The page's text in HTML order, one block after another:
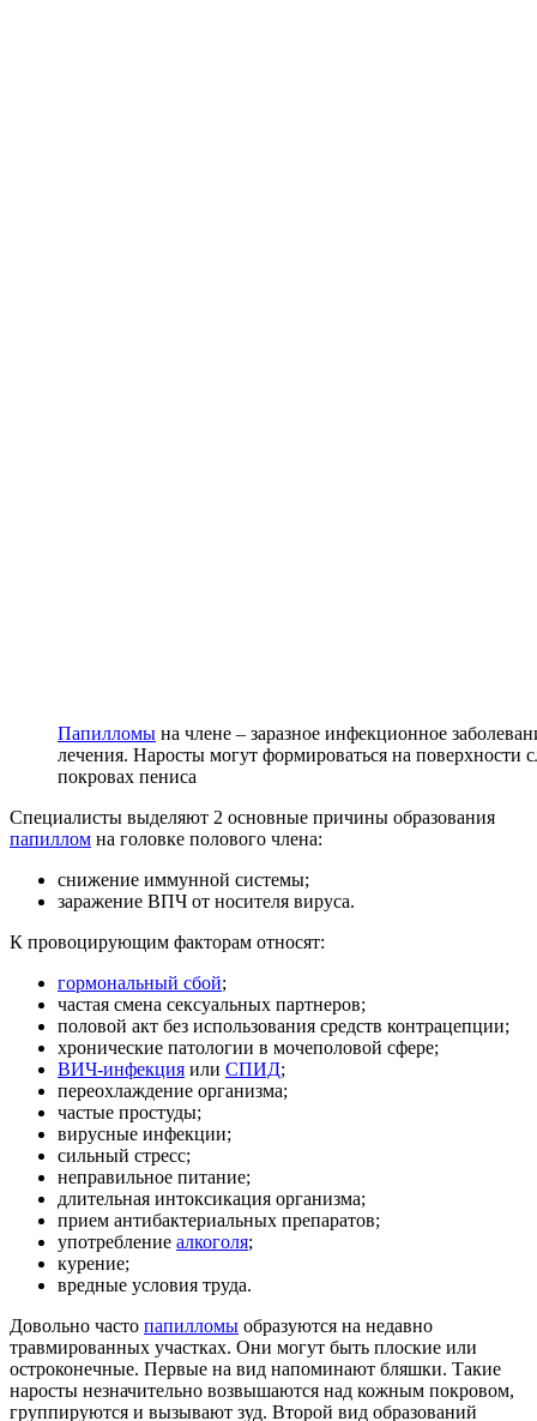
Папилломы на члене – заразное инфекционное
лечения. Наросты могут формироваться на поверхности
покровах пениса
Специалисты выделяют 2 основные причины образования
папиллом на головке полового члена:
снижение иммунной системы;
заражение ВПЧ от носителя вируса.
К провоцирующим факторам относят:
гормональный сбой;
частая смена сексуальных партнеров;
половой акт без использования средств контрацепции;
хронические патологии в мочеполовой сфере;
ВИЧ-инфекция или СПИД;
переохлаждение организма;
частые простуды;
вирусные инфекции;
сильный стресс;
неправильное питание;
длительная интоксикация организма;
прием антибактериальных препаратов;
употребление алкоголя;
курение;
вредные условия труда.
Довольно часто папилломы образуются на недавно
травмированных участках. Они могут быть плоские или
остроконечные. Первые на вид напоминают бляшки. Такие
наросты незначительно возвышаются над кожным покровом,
группируются и вызывают зуд. Второй вид образований